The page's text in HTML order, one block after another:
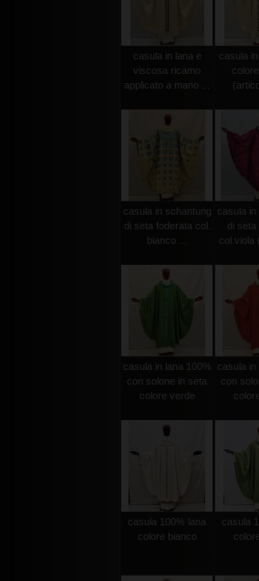
casula in lana e
viscosa ricamo
applicato a mano ...
casula
casula in schantung
di seta foderata col.
bianco ...
casula
di
col.viola
casula in lana 100%
con solone in seta
colore verde
casula in
con
casula 100% lana
colore bianco
casula